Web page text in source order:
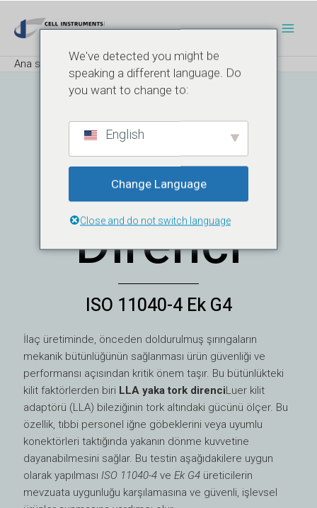
atla
Ana sayfa Blog LLA Yaka Tork Direnci
LLA Yaka
Tork
Direnci
ISO 11040-4 Ek G4
İlaç üretiminde, önceden doldurulmuş şırıngaların
mekanik bütünlüğünün sağlanması ürün güvenliği ve
performansı açısından kritik önem taşır. Bu bütünlükteki
kilit faktörlerden biri LLA yaka tork direnciLuer kilit
adaptörü (LLA) bileziğinin tork altındaki gücünü ölçer. Bu
özellik, tıbbi personel iğne göbeklerini veya uyumlu
konektörleri taktığında yakanın dönme kuvvetine
dayanabilmesini sağlar. Bu testin aşağıdakilere uygun
olarak yapılmasıISO 11040-4 veEk G4 üreticilerin
mevzuata uygunluğu karşılamasına ve güvenli, işlevsel
sonrası
We've detected you might be
speaking a different language. Do
you want to change to:
English
Change Language
Close and do not switch language